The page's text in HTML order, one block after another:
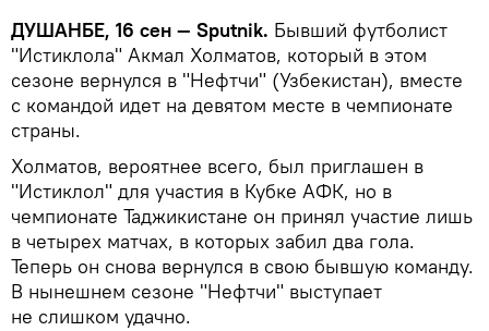
ДУШАНБЕ, 16 сен — Sputnik. Бывший футболист
"Истиклола" Акмал Холматов, который в этом
сезоне вернулся в "Нефтчи" (Узбекистан), вместе
с командой идет на девятом месте в чемпионате
страны.
Холматов, вероятнее всего, был приглашен в
"Истиклол" для участия в Кубке АФК, но в
чемпионате Таджикистане он принял участие лишь
в четырех матчах, в которых забил два гола.
Теперь он снова вернулся в свою бывшую команду.
В нынешнем сезоне "Нефтчи" выступает
не слишком удачно.